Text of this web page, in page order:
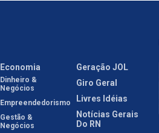
Economia
Dinheiro &
Negócios
Empreendedorismo
Gestão &
Negócios
Geração JOL
Giro Geral
Livres Idéias
Notícias Gerais
Do RN